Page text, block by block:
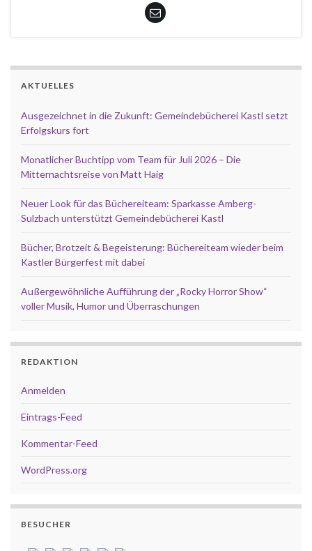
AKTUELLES
Ausgezeichnet in die Zukunft: Gemeindebücherei Kastl setzt
Erfolgskurs fort
Monatlicher Buchtipp vom Team für Juli 2026 – Die
Mitternachtsreise von Matt Haig
Neuer Look für das Büchereiteam: Sparkasse Amberg-
Sulzbach unterstützt Gemeindebücherei Kastl
Bücher, Brotzeit & Begeisterung: Büchereiteam wieder beim
Kastler Bürgerfest mit dabei
Außergewöhnliche Aufführung der „Rocky Horror Show“
voller Musik, Humor und Überraschungen
REDAKTION
Anmelden
Eintrags-Feed
Kommentar-Feed
WordPress.org
BESUCHER